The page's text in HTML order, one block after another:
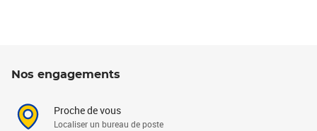
Nos engagements
Proche de vous
Localiser un bureau de poste